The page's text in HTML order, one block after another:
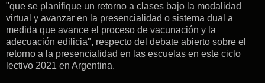
"que se planifique un retorno a clases bajo la modalidad
virtual y avanzar en la presencialidad o sistema dual a
medida que avance el proceso de vacunación y la
adecuación edilicia", respecto del debate abierto sobre el
retorno a la presencialidad en las escuelas en este ciclo
lectivo 2021 en Argentina.